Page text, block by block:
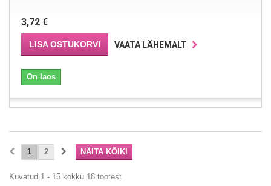
3,72 €
LISA OSTUKORVI VAATA LÄHEMALT
On laos
NÄITA KÕIKI
1 2
Kuvatud 1 - 15 kokku 18 tootest